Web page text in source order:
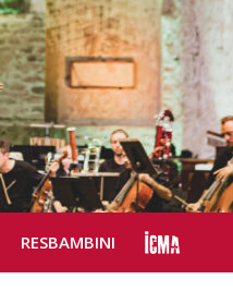
RESBAMBINI